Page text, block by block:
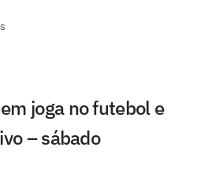
joga no futebol e
– sábado